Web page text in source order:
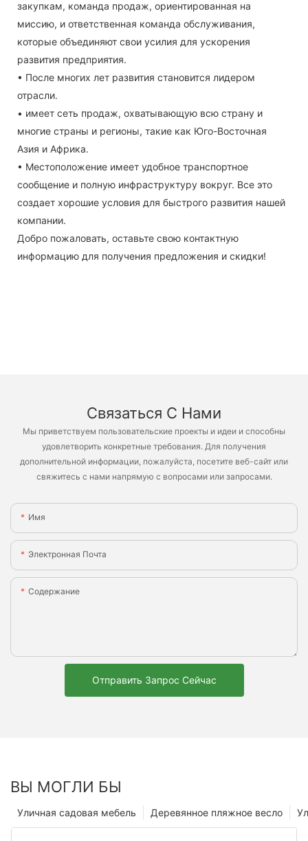
закупкам, команда продаж, ориентированная на
миссию, и ответственная команда обслуживания,
которые объединяют свои усилия для ускорения
развития предприятия.
• После многих лет развития становится лидером
отрасли.
• имеет сеть продаж, охватывающую всю страну и
многие страны и регионы, такие как Юго-Восточная
Азия и Африка.
• Местоположение имеет удобное транспортное
сообщение и полную инфраструктуру вокруг. Все это
создает хорошие условия для быстрого развития нашей
компании.
Добро пожаловать, оставьте свою контактную
информацию для получения предложения и скидки!
Связаться С Нами
Мы приветствуем пользовательские проекты и идеи и способны
удовлетворить конкретные требования. Для получения
дополнительной информации, пожалуйста, посетите веб-сайт или
свяжитесь с нами напрямую с вопросами или запросами.
Имя
Электронная Почта
Содержание
Отправить Запрос Сейчас
ВЫ МОГЛИ БЫ
Деревянное пляжное весло
Уличная садовая мебель